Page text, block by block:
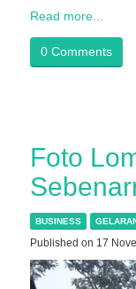
Read more...
0 Comments
Foto
BUSINESS
Published on 17